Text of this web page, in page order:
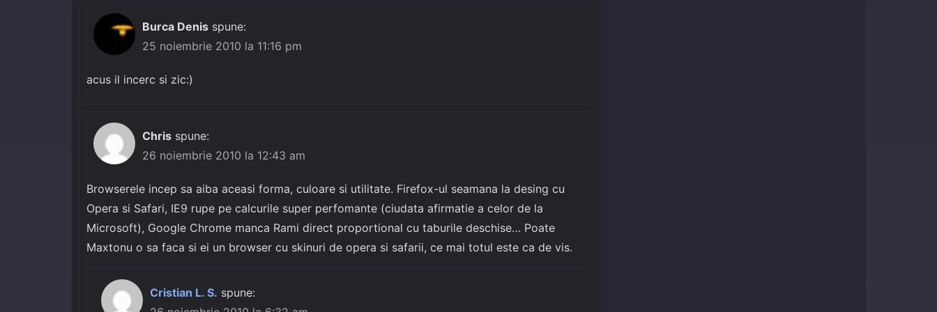
Burca Denis spune:
25 noiembrie 2010 la 11:16 pm
acus il incerc si zic:)
Chris spune:
26 noiembrie 2010 la 12:43 am
Browserele incep sa aiba aceasi forma, culoare si utilitate. Firefox-ul seamana la desing cu
Opera si Safari, IE9 rupe pe calcurile super perfomante (ciudata afirmatie a celor de la
Microsoft), Google Chrome manca Rami direct proportional cu taburile deschise… Poate
Maxtonu o sa faca si ei un browser cu skinuri de opera si safarii, ce mai totul este ca de vis.
Cristian L. S. spune: